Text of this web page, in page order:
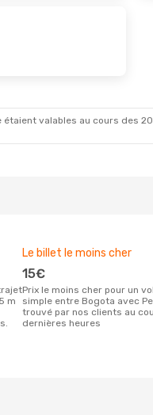
PEI
valables au cours des
m
Le billet le moins cher
15€
Prix le moins cher pour un vol aller
simple entre Bogota avec
trouvé par nos clients au
dernières heures